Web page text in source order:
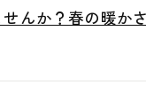
んか？春の暖か